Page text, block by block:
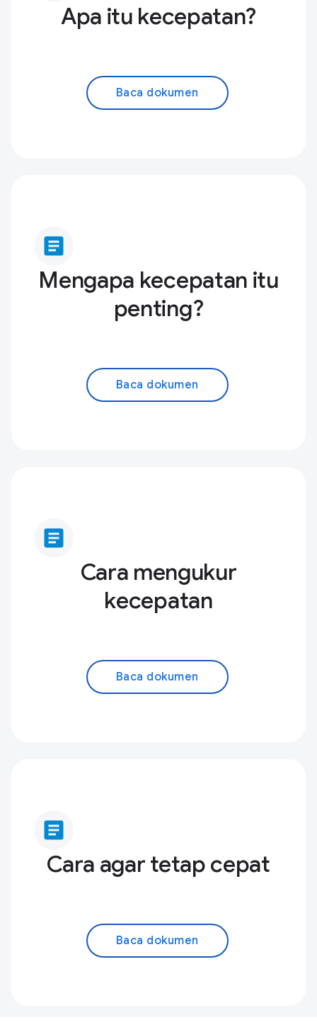
Apa itu kecepatan?
Baca dokumen
article
Mengapa kecepatan itu
penting?
Baca dokumen
article
Cara mengukur
kecepatan
Baca dokumen
article
Cara agar tetap cepat
Baca dokumen